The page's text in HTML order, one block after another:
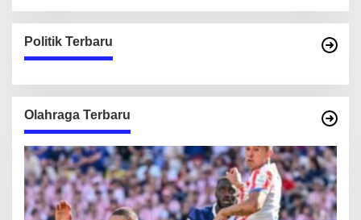
Politik Terbaru
Olahraga Terbaru